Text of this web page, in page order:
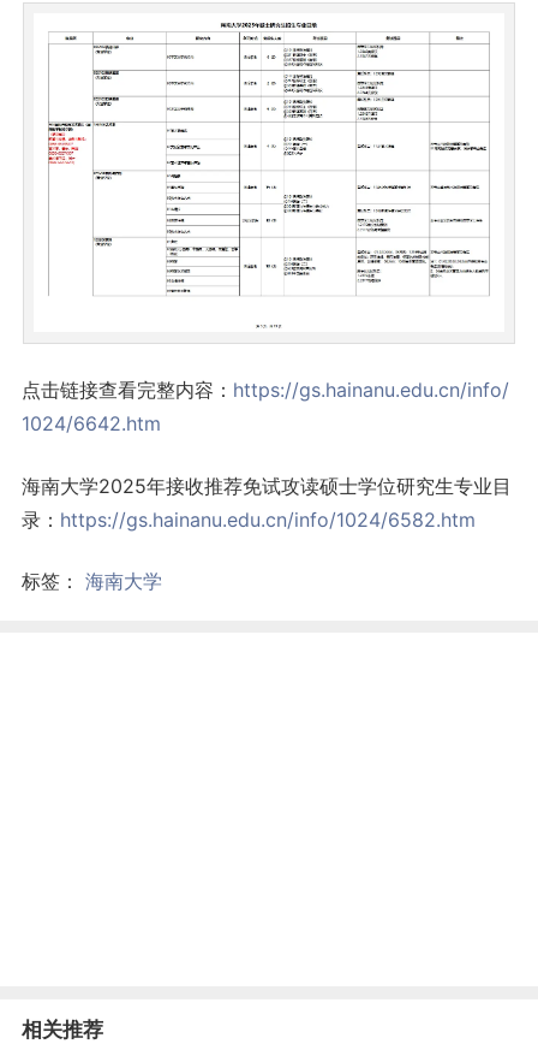
点击链接查看完整内容： https://gs.hainanu.edu.cn/info/
1024/6642.htm
海南大学2025年接收推荐免试攻读硕士学位研究生专业目
录： https://gs.hainanu.edu.cn/info/1024/6582.htm
标签： 海南大学
相关推荐